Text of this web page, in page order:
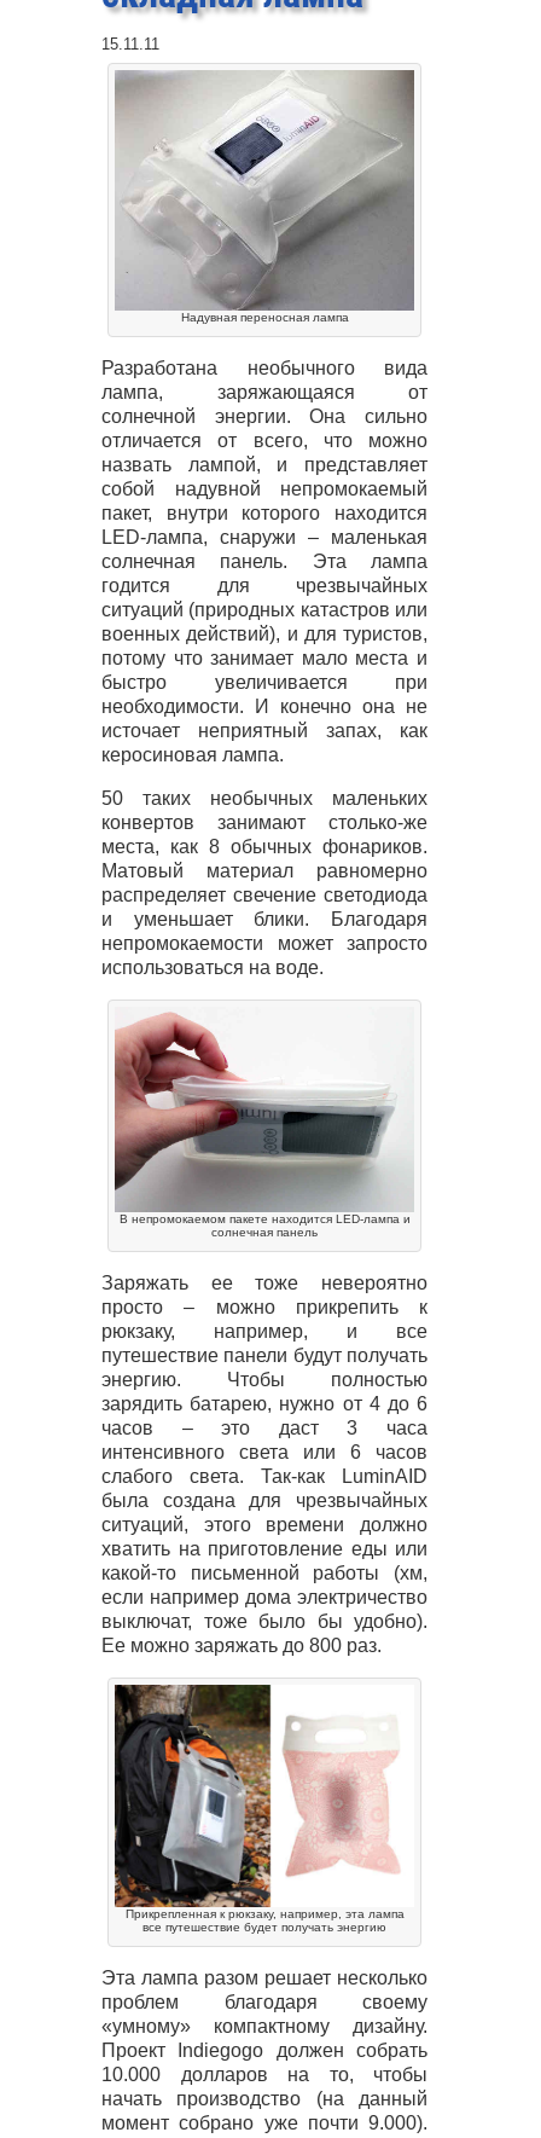
15.11.11
Надувная переносная лампа
Разработана необычного вида
лампа, заряжающаяся от
солнечной энергии. Она сильно
отличается от всего, что можно
назвать лампой, и представляет
собой надувной непромокаемый
пакет, внутри которого находится
LED-лампа, снаружи – маленькая
солнечная панель. Эта лампа
годится для чрезвычайных
ситуаций (природных катастров или
военных действий), и для туристов,
потому что занимает мало места и
быстро увеличивается при
необходимости. И конечно она не
источает неприятный запах, как
керосиновая лампа.
50 таких необычных маленьких
конвертов занимают столько-же
места, как 8 обычных фонариков.
Матовый материал равномерно
распределяет свечение светодиода
и уменьшает блики. Благодаря
непромокаемости может запросто
использоваться на воде.
В непромокаемом пакете находится LED-лампа и
солнечная панель
Заряжать ее тоже невероятно
просто – можно прикрепить к
рюкзаку, например, и все
путешествие панели будут получать
энергию. Чтобы полностью
зарядить батарею, нужно от 4 до 6
часов – это даст 3 часа
интенсивного света или 6 часов
слабого света. Так-как LuminAID
была создана для чрезвычайных
ситуаций, этого времени должно
хватить на приготовление еды или
какой-то письменной работы (хм,
если например дома электричество
выключат, тоже было бы удобно).
Ее можно заряжать до 800 раз.
Прикрепленная к рюкзаку, например, эта лампа
все путешествие будет получать энергию
Эта лампа разом решает несколько
проблем благодаря своему
«умному» компактному дизайну.
Проект Indiegogo должен собрать
10.000 долларов на то, чтобы
начать производство (на данный
момент собрано уже почти 9.000).